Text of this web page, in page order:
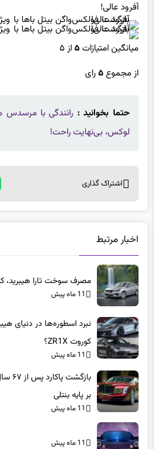
میانگین امتیازات۵از ۵
از مجموع۵رای
حتما بخوانید :
لوکس، بی‌نهایت راحت!
اشتراک گذاری
اخبار مرتبط
مصرف سوخت تارا هیبرید، کمتر از ۵ لیتر در
11 ماه پیش
کوروت ZR1X؟
11 ماه پیش
بر پایه بنتلی
11 ماه پیش
11 ماه پیش